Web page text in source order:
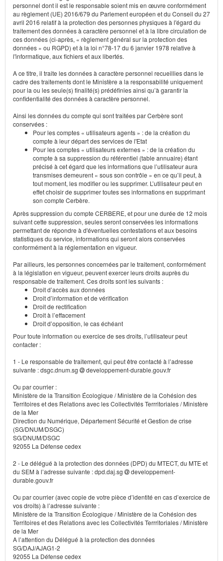
personnel dont il est le responsable soient mis en œuvre conformément
au règlement (UE) 2016/679 du Parlement européen et du Conseil du 27
avril 2016 relatif à la protection des personnes physiques à l'égard du
traitement des données à caractère personnel et à la libre circulation de
ces données (ci-après, « règlement général sur la protection des
données » ou RGPD) et à la loi n°78-17 du 6 janvier 1978 relative à
l'informatique, aux fichiers et aux libertés.
A ce titre, il traite les données à caractère personnel recueillies dans le
cadre des traitements dont le Ministère a la responsabilité uniquement
pour la ou les seule(s) finalité(s) prédéfinies ainsi qu’à garantir la
confidentialité des données à caractère personnel.
Ainsi les données du compte qui sont traitées par Cerbère sont
conservées :
Pour les comptes « utilisateurs agents » : de la création du
compte à leur départ des services de l'Etat
Pour les comptes « utilisateurs externes » : de la création du
compte à sa suppression du référentiel (table annuaire) étant
précisé à cet égard que les informations que l’utilisateur aura
transmises demeurent « sous son contrôle » en ce qu’il peut, à
tout moment, les modifier ou les supprimer. L’utilisateur peut en
effet choisir de supprimer toutes ses informations en supprimant
son compte Cerbère.
Après suppression du compte CERBERE, et pour une durée de 12 mois
suivant cette suppression, seules seront conservées les informations
permettant de répondre à d'éventuelles contestations et aux besoins
statistiques du service, informations qui seront alors conservées
conformément à la réglementation en vigueur.
Par ailleurs, les personnes concernées par le traitement, conformément
à la législation en vigueur, peuvent exercer leurs droits auprès du
responsable de traitement. Ces droits sont les suivants :
Droit d’accès aux données
Droit d’information et de vérification
Droit de rectification
Droit à l’effacement
Droit d’opposition, le cas échéant
Pour toute information ou exercice de ses droits, l’utilisateur peut
contacter :
1 - Le responsable de traitement, qui peut être contacté à l’adresse
suivante : dsgc.dnum.sg
developpement-durable.gouv.fr
Ou par courrier :
Ministère de la Transition Écologique / Ministère de la Cohésion des
Territoires et des Relations avec les Collectivités Terrritoriales / Ministère
de la Mer
Direction du Numérique, Département Sécurité et Gestion de crise
(SG/DNUM/DSGC)
SG/DNUM/DSGC
92055 La Défense cedex
2 - Le délégué à la protection des données (DPD) du MTECT, du MTE et
du SEM à l’adresse suivante : dpd.daj.sg
developpement-
durable.gouv.fr
Ou par courrier (avec copie de votre pièce d’identité en cas d’exercice de
vos droits) à l’adresse suivante :
Ministère de la Transition Écologique / Ministère de la Cohésion des
Territoires et des Relations avec les Collectivités Terrritoriales / Ministère
de la Mer
A l’attention du Délégué à la protection des données
SG/DAJ/AJAG1-2
92055 La Défense cedex